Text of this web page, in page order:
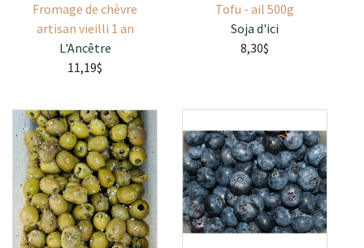
Fromage de chèvre
artisan vieilli 1 an
L'Ancêtre
11,19$
Tofu - ail 500g
Soja d'ici
8,30$